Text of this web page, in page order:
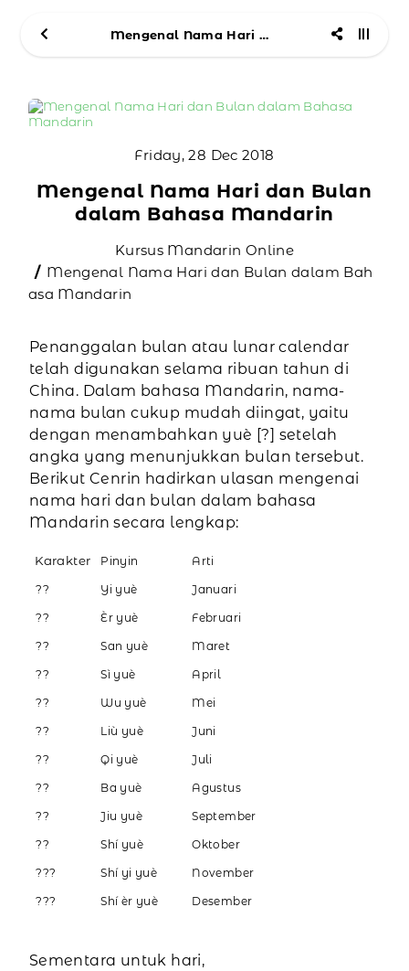
Mengenal Nama Hari dan Bulan dalam Bahasa Mandarin
Friday, 28 Dec 2018
Mengenal Nama Hari dan Bulan
dalam Bahasa Mandarin
Kursus Mandarin Online
Mengenal Nama Hari dan Bulan dalam Bah
asa Mandarin
Penanggalan bulan atau lunar calendar
telah digunakan selama ribuan tahun di
China. Dalam bahasa Mandarin, nama-
nama bulan cukup mudah diingat, yaitu
dengan menambahkan yuè [?] setelah
angka yang menunjukkan bulan tersebut.
Berikut Cenrin hadirkan ulasan mengenai
nama hari dan bulan dalam bahasa
Mandarin secara lengkap:
Karakter Pinyin Arti
?? Yi yuè Januari
?? Èr yuè Februari
?? San yuè Maret
?? Sì yuè April
?? Wu yuè Mei
?? Liù yuè Juni
?? Qi yuè Juli
?? Ba yuè Agustus
?? Jiu yuè September
?? Shí yuè Oktober
??? Shí yi yuè November
??? Shí èr yuè Desember
Sementara untuk hari,